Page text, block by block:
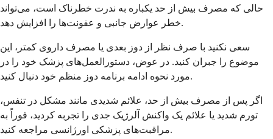
حالی که مصرف بیش از حد یکباره به ندرت خطرناک است، می‌تواند
خطر عوارض جانبی و عفونت‌ها را افزایش دهد.
سعی نکنید با صرف نظر از دوز بعدی یا مصرف داروی کمتر، این
موضوع را جبران کنید. در عوض، دستورالعمل‌های پزشک خود را در
مورد نحوه ادامه برنامه دوز منظم خود دنبال کنید.
اگر پس از مصرف بیش از حد، علائم شدیدی مانند مشکل در تنفس،
تورم شدید یا علائم یک واکنش آلرژیک جدی را تجربه کردید، فوراً به
مراقبت‌های پزشکی اورژانسی مراجعه کنید.